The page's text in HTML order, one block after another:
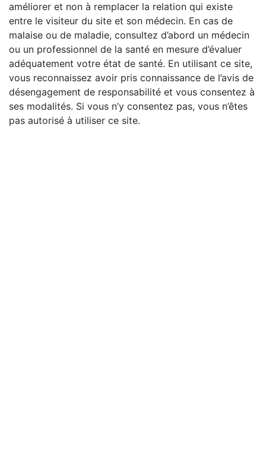
améliorer et non à remplacer la relation qui existe
entre le visiteur du site et son médecin. En cas de
malaise ou de maladie, consultez d’abord un médecin
ou un professionnel de la santé en mesure d’évaluer
adéquatement votre état de santé. En utilisant ce site,
vous reconnaissez avoir pris connaissance de l’avis de
désengagement de responsabilité et vous consentez à
ses modalités. Si vous n’y consentez pas, vous n’êtes
pas autorisé à utiliser ce site.